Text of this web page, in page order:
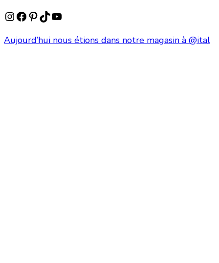
Instagram
Facebook
Pinterest
TikTok
YouTube
Aujourd’hui nous étions dans notre magasin à @ital